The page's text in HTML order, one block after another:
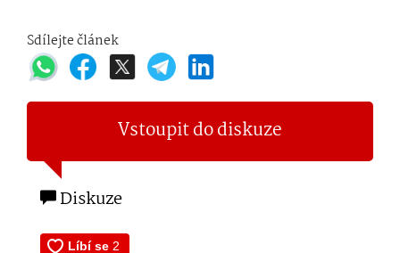
Sdílejte článek
Vstoupit do diskuze
Diskuze